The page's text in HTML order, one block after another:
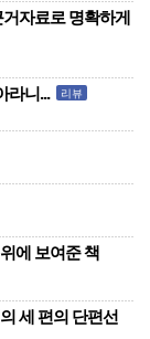
자료로 명확하게
라니... 리뷰
에 보여준 책
세 편의 단편선